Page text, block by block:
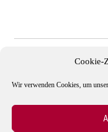
Cookie-
Wir verwenden Cookies, um